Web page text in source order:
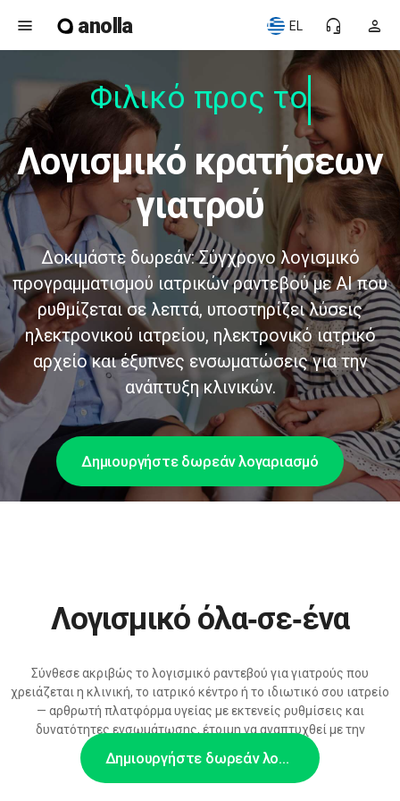
menu anolla person
headset_mic
EL
Φιλικό προς τον
λογισμικό κρατήσεων
γιατρού
Δοκιμάστε δωρεάν: Σύγχρονο λογισμικό
προγραμματισμού ιατρικών ραντεβού με AI που
ρυθμίζεται σε λεπτά, υποστηρίζει λύσεις
ηλεκτρονικού ιατρείου, ηλεκτρονικό ιατρικό
αρχείο και έξυπνες ενσωματώσεις για την
ανάπτυξη κλινικών.
Δημιουργήστε δωρεάν λογαριασμό
Δημιουργήστε δωρεάν λογαριασμό
Λογισμικό όλα‑σε‑ένα
Σύνθεσε ακριβώς το λογισμικό ραντεβού για γιατρούς που
χρειάζεται η κλινική, το ιατρικό κέντρο ή το ιδιωτικό σου ιατρείο
— αρθρωτή πλατφόρμα υγείας με εκτενείς ρυθμίσεις και
δυνατότητες ενσωμάτωσης, έτοιμη να αναπτυχθεί με την
υποστήριξη τεχνητής νοημοσύνης.